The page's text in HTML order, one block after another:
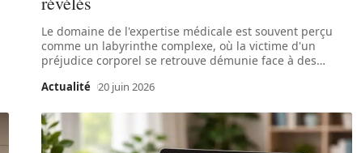
Le domaine de l'expertise médicale est souvent perçu
comme un labyrinthe complexe, où la victime d'un
préjudice corporel se retrouve démunie face à des…
Actualité 20 juin 2026